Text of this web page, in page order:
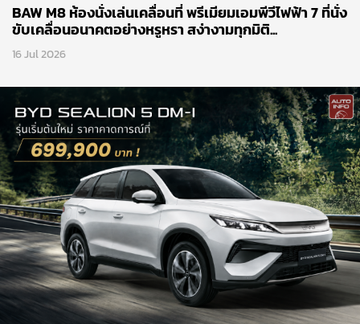
BAW M8 ห้องนั่งเล่นเคลื่อนที่ พรีเมียมเอมพีวีไฟฟ้า 7 ที่นั่ง
ขับเคลื่อนอนาคตอย่างหรูหรา สง่างามทุกมิติ...
16 Jul 2026